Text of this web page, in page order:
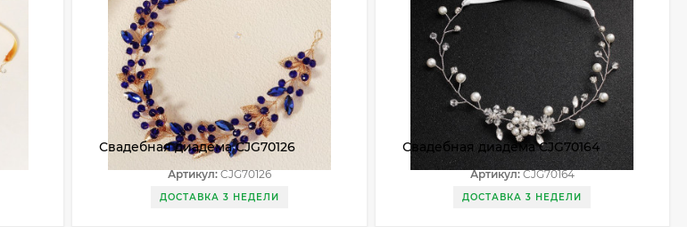
Свадебная диадема CJG70126
Артикул:CJG70126
ДОСТАВКА 3 НЕДЕЛИ
Свадебная диадема CJG70164
Артикул:CJG70164
ДОСТАВКА 3 НЕДЕЛИ